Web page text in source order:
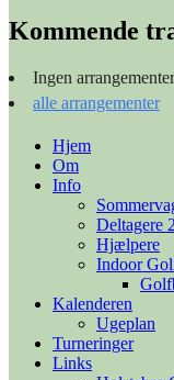
Kommende
Ingen arrangementer
alle arrangementer
Hjem
Om
Info
Deltagere
Hjælpere
Indoor
Kalenderen
Ugeplan
Turneringer
Links